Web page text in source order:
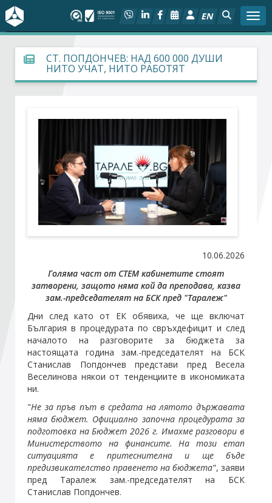
EN
За БСК
На фокус
Социален диалог
Дейности
Арбитражен съд
Проекти
Членове
Стани член
Абонирайте се!
СТ. ПОПДОНЧЕВ: НАД 600 000 ДУШИ
НИТО УЧАТ, НИТО РАБОТЯТ
10.06.2026
Голяма част от СТЕМ кабинетите стоят
затворени, защото няма кой да преподава, казва
зам.-председателят на БСК пред "Таралеж"
Дни след като от ЕК обявиха, че ще включат
България в процедурата по свръхдефицит и след
началото на разговорите за бюджета за
настоящата година зам.-председателят на БСК
Станислав Попдончев представи пред Весела
Веселинова някои от тенденциите в икономиката
ни.
"Не за пръв път в средата на лятото държавата
няма бюджет. Официално започна процедурата за
подготовка на Бюджет 2026 г. Имахме разговори в
Министерството на финансите. На този етап
ситуацията е притеснителна и ще бъде
предизвикателство правенето на бюджета", заяви
пред Таралеж зам.-председателят на БСК
Станислав Попдончев.